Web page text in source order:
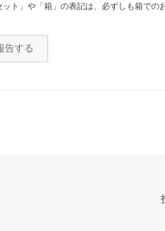
ット」や「箱」の表記は、必ずしも箱で
告する